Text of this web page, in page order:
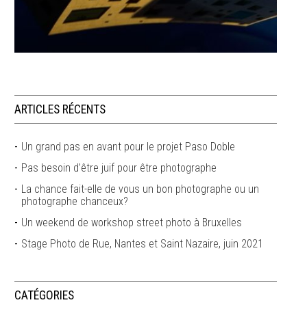
ARTICLES RÉCENTS
Un grand pas en avant pour le projet Paso Doble
Pas besoin d’être juif pour être photographe
La chance fait-elle de vous un bon photographe ou un
photographe chanceux?
Un weekend de workshop street photo à Bruxelles
Stage Photo de Rue, Nantes et Saint Nazaire, juin 2021
CATÉGORIES